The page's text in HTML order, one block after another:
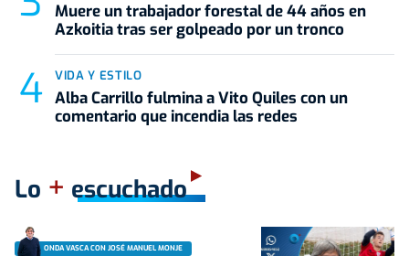
Muere un trabajador forestal de 44 años en
Azkoitia tras ser golpeado por un tronco
VIDA Y ESTILO
Alba Carrillo fulmina a Vito Quiles con un
comentario que incendia las redes
Lo + escuchado
ONDA VASCA CON JOSÉ MANUEL MONJE